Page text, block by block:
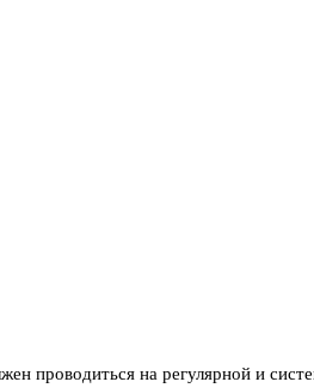
проводиться на регулярной и